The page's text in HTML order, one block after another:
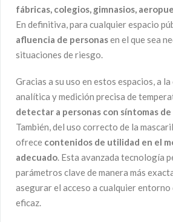
fábricas, colegios, gimnasios,
En definitiva, para cualquier espacio
afluencia de personasen el que sea
situaciones de riesgo.
Gracias a su uso en estos espacios, a
analítica y medición precisa de
detectar a personas con síntomas de
También, del uso correcto de la
ofrece contenidos de utilidad en el
adecuado. Esta avanzada tecnología
parámetros clave de manera más
asegurar el acceso a cualquier
eficaz.